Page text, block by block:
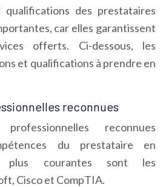
des prestataires
car elles garantissent
offerts. Ci-dessous, les
et qualifications à prendre en
reconnues
reconnues
du prestataire en
plus courantes sont les
Cisco et CompTIA.